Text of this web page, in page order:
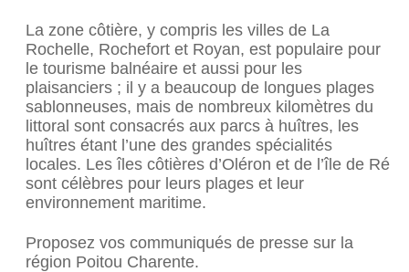
La zone côtière, y compris les villes de La
Rochelle, Rochefort et Royan, est populaire pour
le tourisme balnéaire et aussi pour les
plaisanciers ; il y a beaucoup de longues plages
sablonneuses, mais de nombreux kilomètres du
littoral sont consacrés aux parcs à huîtres, les
huîtres étant l’une des grandes spécialités
locales. Les îles côtières d’Oléron et de l’île de Ré
sont célèbres pour leurs plages et leur
environnement maritime.
Proposez vos communiqués de presse sur la
région Poitou Charente.